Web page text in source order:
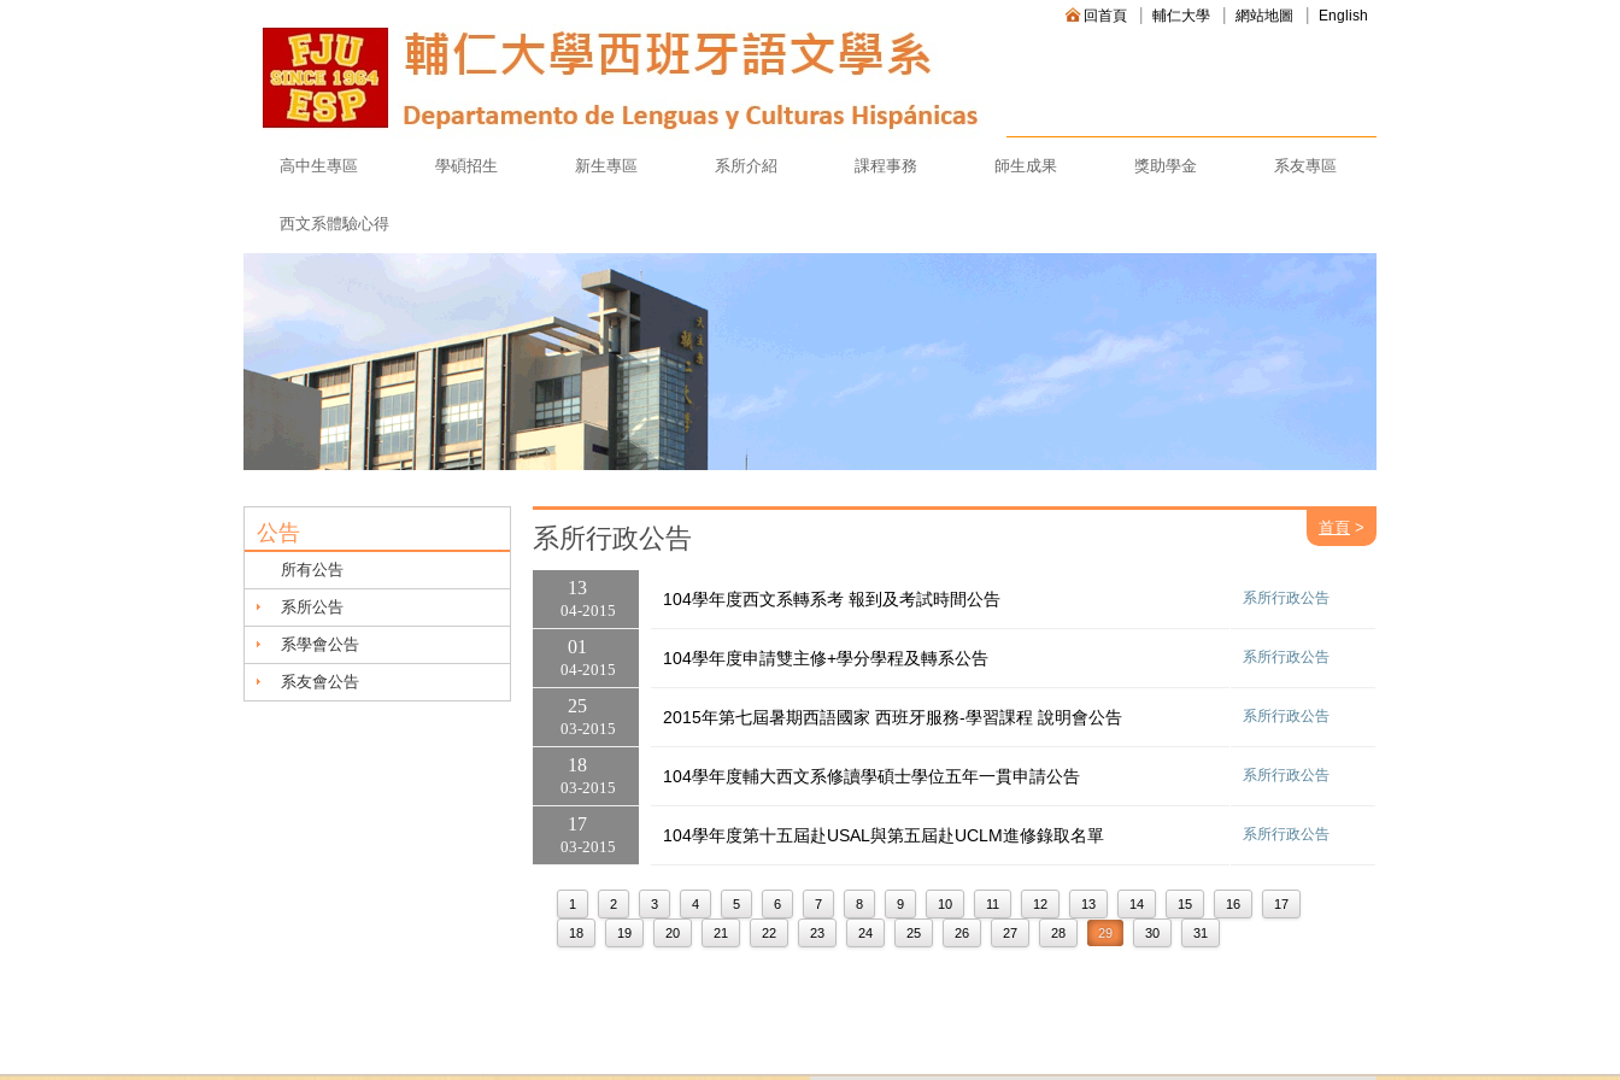
回首頁 輔仁大學 網站地圖 English
高中生專區 學碩招生 新生專區 系所介紹 課程事務 師生成果 獎助學金 系友專區
西文系體驗心得
公告
所有公告
系所公告
系學會公告
系友會公告
系所行政公告 首頁 >
04 2015
13
104學年度西文系轉系考 報到及考試時間公告 系所行政公告
04 2015
01
104學年度申請雙主修+學分學程及轉系公告 系所行政公告
03 2015
25
2015年第七屆暑期西語國家 西班牙服務-學習課程 說明會公告 系所行政公告
03 2015
18
104學年度輔大西文系修讀學碩士學位五年一貫申請公告 系所行政公告
03 2015
17
104學年度第十五屆赴USAL與第五屆赴UCLM進修錄取名單 系所行政公告
1 2 3 4 5 6 7 8 9 10 11 12 13 14 15 16
17
18
19 20 21 22 23 24 25 26 27 28 29 30 31